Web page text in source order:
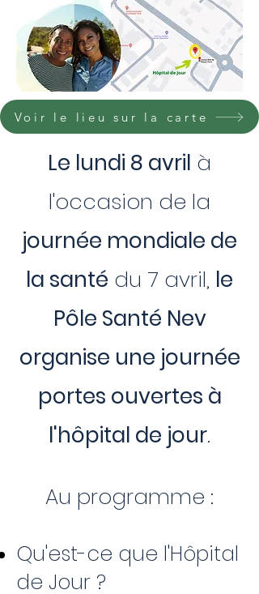
Voir le lieu sur la carte
Le lundi 8 avril à
l'occasion de la
journée mondiale de
la santé du 7 avril, le
Pôle Santé Nev
organise une journée
portes ouvertes à
l'hôpital de jour.
Au programme :
Qu'est-ce que l'Hôpital
de Jour ?